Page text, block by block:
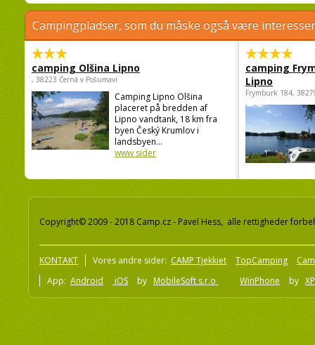
Campingpladser, som du måske også være
camping Olšina Lipno
, 38223 Černá v Pošumaví
Camping Lipno Olšina
placeret på bredden af
Lipno vandtank, 18 km fra
byen Český Krumlov i
landsbyen...
www sider
camping
Lipno
Frymburk 184,
Copyright© 2009 - 2018 Camp.cz - Pavel Hess, alle rettigheder
KONTAKT Vores andre sider: CAMP Tjekkiet TopCamping
App: Android iOS by MobileSoft s.r.o WinPhone by